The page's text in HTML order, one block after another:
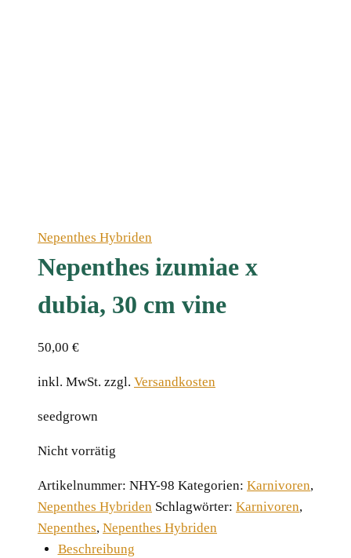
Nepenthes Hybriden
Nepenthes izumiae x
dubia, 30 cm vine
50,00 €
inkl. MwSt. zzgl. Versandkosten
seedgrown
Nicht vorrätig
Artikelnummer: NHY-98 Kategorien: Karnivoren,
Nepenthes Hybriden Schlagwörter: Karnivoren,
Nepenthes, Nepenthes Hybriden
Beschreibung